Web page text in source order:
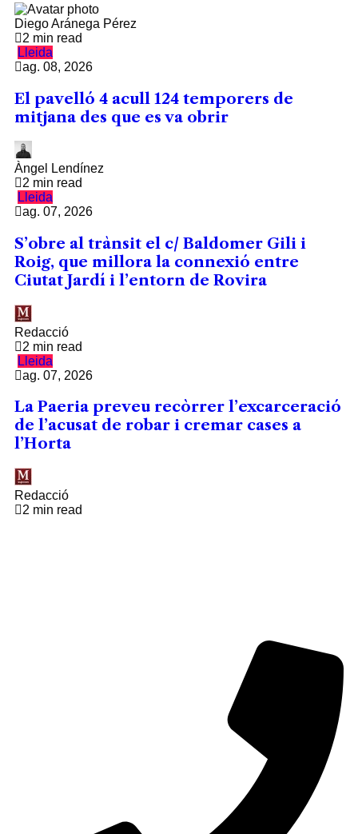
Diego Aránega Pérez
2 min read
Lleida
ag. 08, 2026
El pavelló 4 acull 124 temporers de
mitjana des que es va obrir
Àngel Lendínez
2 min read
Lleida
ag. 07, 2026
S’obre al trànsit el c/ Baldomer Gili i
Roig, que millora la connexió entre
Ciutat Jardí i l’entorn de Rovira
Redacció
2 min read
Lleida
ag. 07, 2026
La Paeria preveu recòrrer l’excarceració
de l’acusat de robar i cremar cases a
l’Horta
Redacció
2 min read